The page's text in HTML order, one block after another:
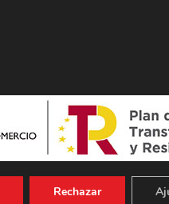
Rechazar